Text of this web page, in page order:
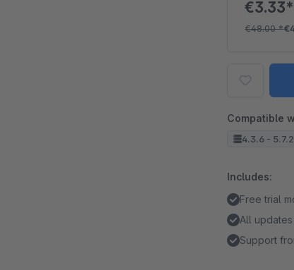
€48.00*
Compatible
4.3.6 -
Includes:
Free trial
All updates
Support